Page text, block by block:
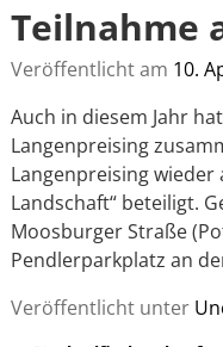
Teilnahme
Veröffentlicht am 10.
Auch in diesem Jahr
Langenpreising
Langenpreising wieder
Landschaft“ beteiligt.
Moosburger Straße
Pendlerparkplatz an
Veröffentlicht unter